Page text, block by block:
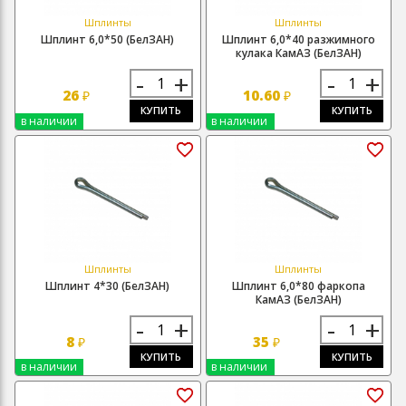
Шплинты
Шплинт 6,0*50 (БелЗАН)
26 ₽ - +
КУПИТЬ
в наличии
Шплинты
Шплинт 6,0*40 разжимного
кулака КамАЗ (БелЗАН)
10.60 ₽ - +
КУПИТЬ
в наличии
Шплинты
Шплинт 4*30 (БелЗАН)
8₽ - +
КУПИТЬ
в наличии
Шплинты
Шплинт 6,0*80 фаркопа
КамАЗ (БелЗАН)
35₽ - +
КУПИТЬ
в наличии